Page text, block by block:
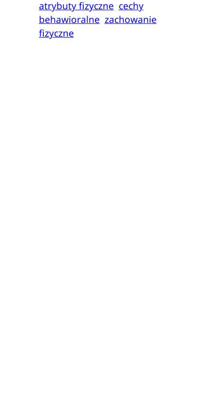
atrybuty fizyczne cechy
behawioralne zachowanie
fizyczne